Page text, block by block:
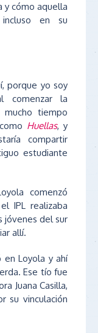
y cómo aquella
incluso en su
porque yo soy
comenzar la
mucho tiempo
Huellas, y
compartir
estudiante
comenzó
IPL realizaba
jóvenes del sur
allí.
en Loyola y ahí
Ese tío fue
Juana Casilla,
su vinculación